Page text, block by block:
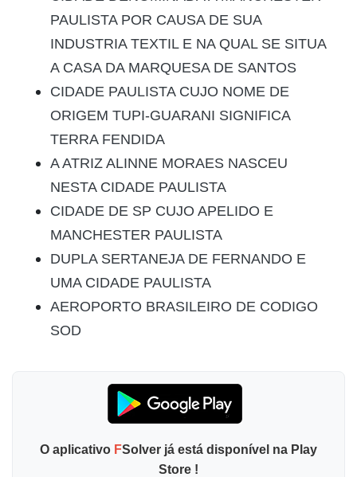
PAULISTA POR CAUSA DE SUA
INDUSTRIA TEXTIL E NA QUAL SE SITUA
A CASA DA MARQUESA DE SANTOS
CIDADE PAULISTA CUJO NOME DE
ORIGEM TUPI-GUARANI SIGNIFICA
TERRA FENDIDA
A ATRIZ ALINNE MORAES NASCEU
NESTA CIDADE PAULISTA
CIDADE DE SP CUJO APELIDO E
MANCHESTER PAULISTA
DUPLA SERTANEJA DE FERNANDO E
UMA CIDADE PAULISTA
AEROPORTO BRASILEIRO DE CODIGO
SOD
O aplicativo FSolver já está disponível na Play
Store !